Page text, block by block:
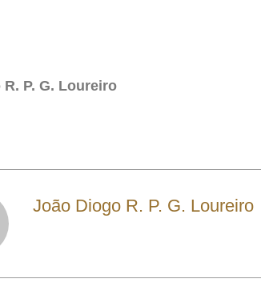
P. G. Loureiro
João Diogo R. P. G. Loureiro